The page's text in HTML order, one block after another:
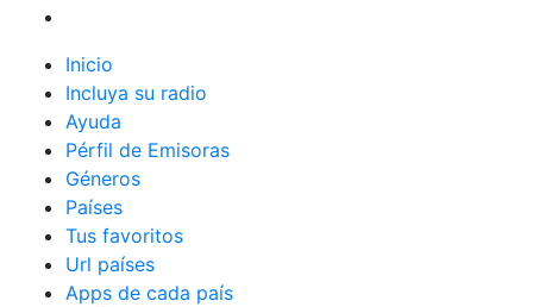
Inicio
Incluya su radio
Ayuda
Pérfil de Emisoras
Géneros
Países
Tus favoritos
Url países
Apps de cada país